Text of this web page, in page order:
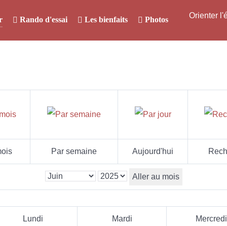
Rando d'essai Les bienfaits Photos Orienter
Par semaine Aujourd'hui
Aller au mois
Lundi Mardi Mercredi